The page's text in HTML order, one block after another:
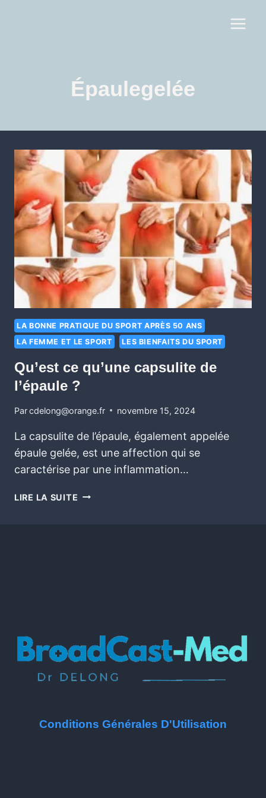
Épaulegelée
LA BONNE PRATIQUE DU SPORT APRÈS 50 ANS
LA FEMME ET LE SPORT
LES BIENFAITS DU SPORT
Qu’est ce qu’une capsulite de
l’épaule ?
Parcdelong@orange.fr novembre 15, 2024
La capsulite de l’épaule, également appelée
épaule gelée, est une affection qui se
caractérise par une inflammation…
LIRE LA SUITE
Conditions Générales D'Utilisation